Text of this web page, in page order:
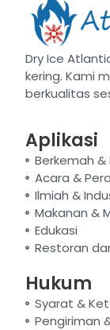
Dry Ice
kering. Kami
berkualitas
Aplikasi
Berkemah
Acara &
Ilmiah &
Makanan &
Edukasi
Restoran
Hukum
Syarat &
Pengiriman